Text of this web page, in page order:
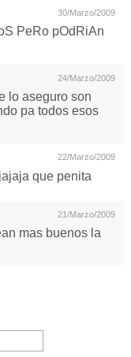
30/Marzo/2009
PeRo pOdRiAn
24/Marzo/2009
lo aseguro son
pa todos esos
22/Marzo/2009
que penita
21/Marzo/2009
mas buenos la